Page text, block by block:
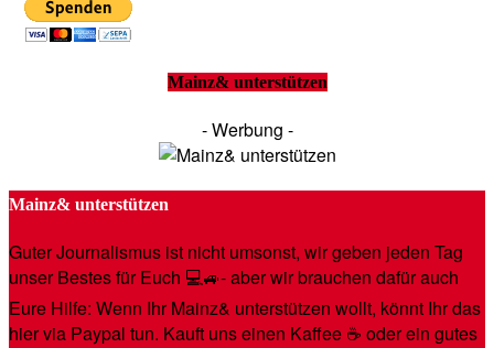
Mainz& unterstützen
- Werbung -
Mainz& unterstützen
Guter Journalismus ist nicht umsonst, wir geben jeden Tag
unser Bestes für Euch 💻🚙- aber wir brauchen dafür auch
Eure Hilfe: Wenn Ihr Mainz& unterstützen wollt, könnt Ihr das
hier via Paypal tun. Kauft uns einen Kaffee ☕️ oder ein gutes